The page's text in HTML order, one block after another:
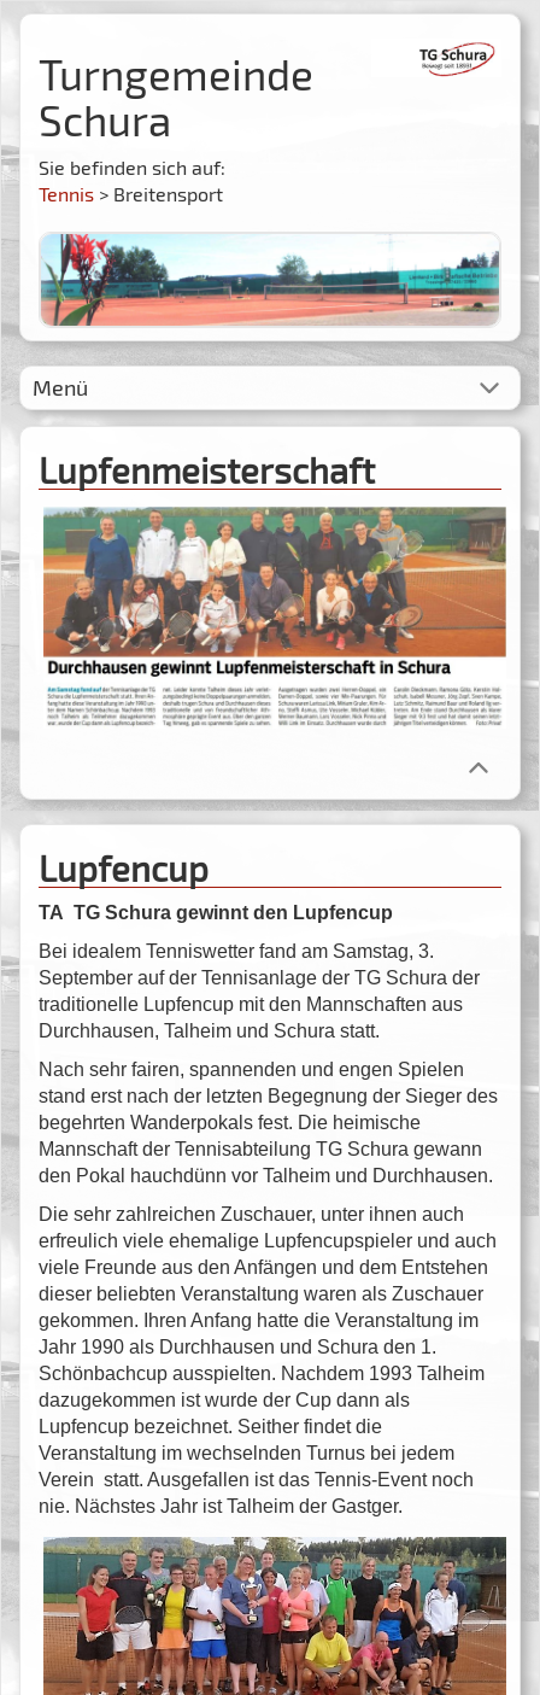
Turngemeinde
Schura
Sie befinden sich auf:
Tennis > Breitensport
Menü
Lupfenmeisterschaft
Lupfencup
TA TG Schura gewinnt den Lupfencup
Bei idealem Tenniswetter fand am Samstag, 3.
September auf der Tennisanlage der TG Schura der
traditionelle Lupfencup mit den Mannschaften aus
Durchhausen, Talheim und Schura statt.
Nach sehr fairen, spannenden und engen Spielen
stand erst nach der letzten Begegnung der Sieger des
begehrten Wanderpokals fest. Die heimische
Mannschaft der Tennisabteilung TG Schura gewann
den Pokal hauchdünn vor Talheim und Durchhausen.
Die sehr zahlreichen Zuschauer, unter ihnen auch
erfreulich viele ehemalige Lupfencupspieler und auch
viele Freunde aus den Anfängen und dem Entstehen
dieser beliebten Veranstaltung waren als Zuschauer
gekommen. Ihren Anfang hatte die Veranstaltung im
Jahr 1990 als Durchhausen und Schura den 1.
Schönbachcup ausspielten. Nachdem 1993 Talheim
dazugekommen ist wurde der Cup dann als
Lupfencup bezeichnet. Seither findet die
Veranstaltung im wechselnden Turnus bei jedem
Verein statt. Ausgefallen ist das Tennis-Event noch
nie. Nächstes Jahr ist Talheim der Gastger.